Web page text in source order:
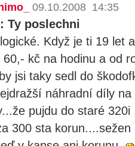
09.10.2008 14:35
Ty poslechni
Když je ti 19 let
60,- kč na hodinu a od
jsi taky sedl do
náhradní díly
pujdu do staré
300 sta